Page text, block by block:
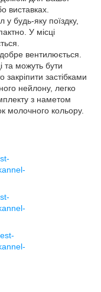
виставках.
будь-яку поїздку,
У місці
вентилюється.
та можуть бути
закріпити застібками
нейлону, легко
з наметом
молочного кольору.